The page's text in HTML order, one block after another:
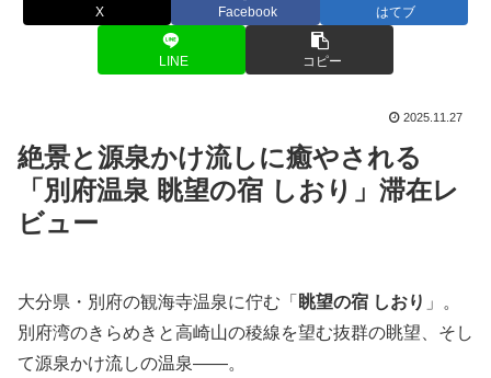
X Facebook はてブ
LINE コピー
2025.11.27
絶景と源泉かけ流しに癒やされる
「別府温泉 眺望の宿 しおり」滞在レ
ビュー
大分県・別府の観海寺温泉に佇む「 眺望の宿 しおり 」。
別府湾のきらめきと高崎山の稜線を望む抜群の眺望、そし
て源泉かけ流しの温泉――。